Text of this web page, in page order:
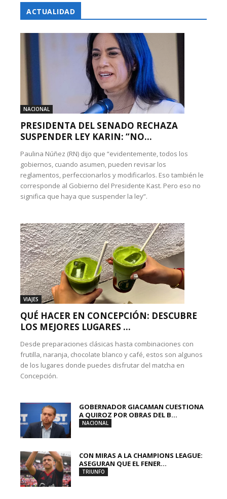
ACTUALIDAD
NACIONAL
PRESIDENTA DEL SENADO RECHAZA
SUSPENDER LEY KARIN: “NO...
Paulina Núñez (RN) dijo que “evidentemente, todos los
gobiernos, cuando asumen, pueden revisar los
reglamentos, perfeccionarlos y modificarlos. Eso también le
corresponde al Gobierno del Presidente Kast. Pero eso no
significa que haya que suspender la ley”.
VIAJES
QUÉ HACER EN CONCEPCIÓN: DESCUBRE
LOS MEJORES LUGARES ...
Desde preparaciones clásicas hasta combinaciones con
frutilla, naranja, chocolate blanco y café, estos son algunos
de los lugares donde puedes disfrutar del matcha en
Concepción.
GOBERNADOR GIACAMAN CUESTIONA
A QUIROZ POR OBRAS DEL B...
NACIONAL
CON MIRAS A LA CHAMPIONS LEAGUE:
ASEGURAN QUE EL FENER...
TRIUNFO